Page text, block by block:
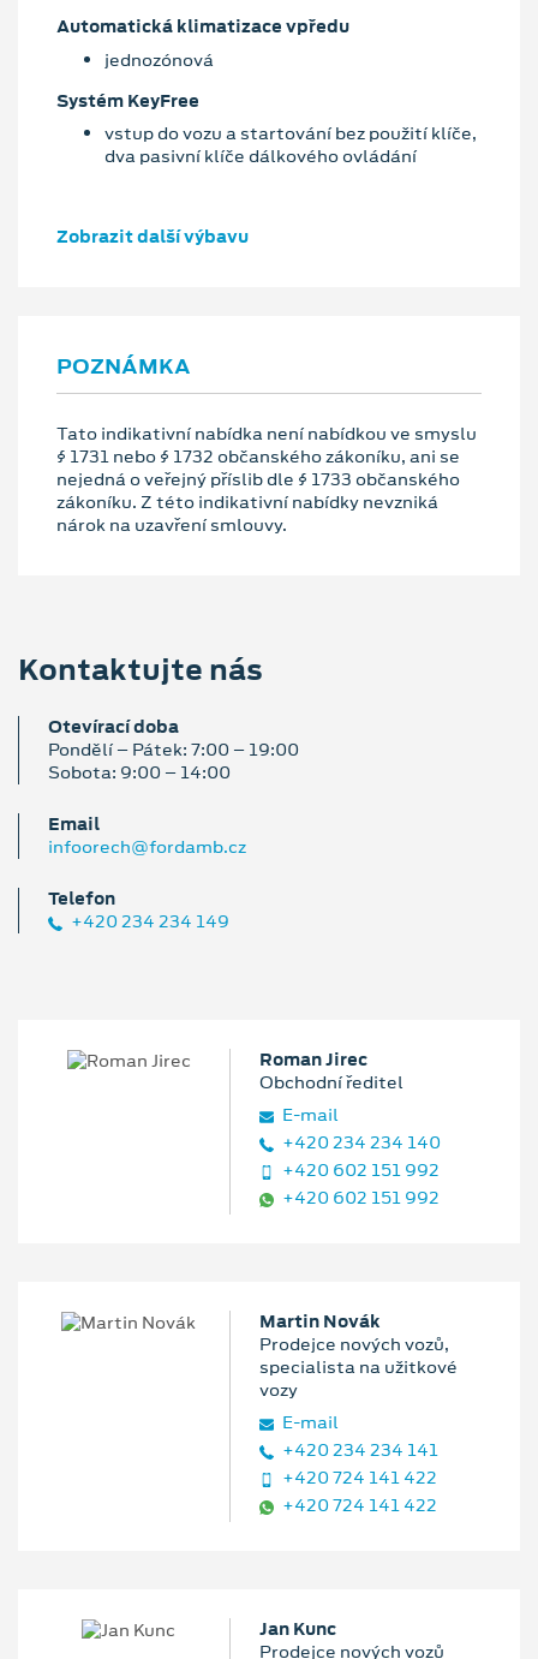
Automatická klimatizace vpředu
jednozónová
Systém KeyFree
vstup do vozu a startování bez použití klíče,
dva pasivní klíče dálkového ovládání
Zobrazit další výbavu
POZNÁMKA
Tato indikativní nabídka není nabídkou ve smyslu
§ 1731 nebo § 1732 občanského zákoníku, ani se
nejedná o veřejný příslib dle § 1733 občanského
zákoníku. Z této indikativní nabídky nevzniká
nárok na uzavření smlouvy.
Kontaktujte nás
Otevírací doba
Pondělí – Pátek: 7:00 – 19:00
Sobota: 9:00 – 14:00
Email
infoorech@fordamb.cz
Telefon
+420 234 234 149
Roman Jirec
Obchodní ředitel
E‑mail
+420 234 234 140
+420 602 151 992
+420 602 151 992
Martin Novák
Prodejce nových vozů,
specialista na užitkové
vozy
E‑mail
+420 234 234 141
+420 724 141 422
+420 724 141 422
Jan Kunc
Prodejce nových vozů